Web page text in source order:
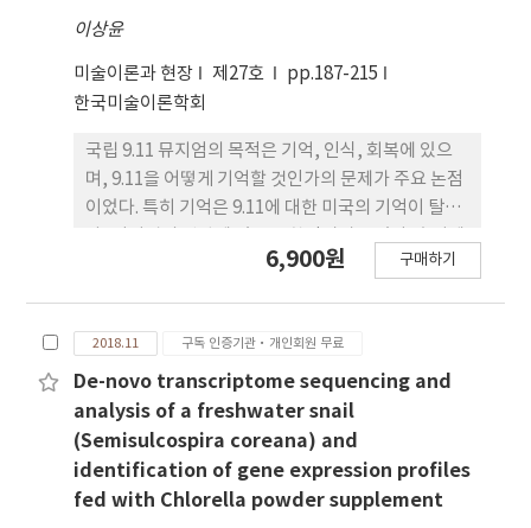
ACTB and B-TU. The findings were further
validated via relative quantification of
metallothionein (MT) transcripts using the
stable and unstable reference genes, and
expression levels of MT were greatly
influenced according to the choice of
reference genes. In overall, our data suggest
that RPL5 and RPS18, either singly or in
combination, are appropriate for normalizing
and EF1A are less stable and not
recommended. In addition, our findings
propose that standard deviations in
geometric ranking as well as geometric mean
itself should also be taken into account for
the final selection of reference gene(s). This
study could be a useful basis to facilitate the
이상윤
미술이론과 현장 제27호
pp.187-215
한국미술이론학회
국립 9.11 뮤지엄의 목적은 기억, 인식, 회복에 있으
며, 9.11을 어떻게 기억할 것인가의 문제가 주요 논점
이었다. 특히 기억은 9.11에 대한 미국의 기억이 탈역
형성된 ‘거리 추모비’나 마이클 아라드의 <부재의
9.11에 대한 기억은 점차 전통적인 기념 방식으로 회
귀하였다. 전시된 생존 오브제들은 예외주의의 수사
로 기능하였으며, 자유수호의 의지, 불의에의 저항 등
국가 정체성과 관련된 서사가 내재되었다. 또 한 함께
전시된 빈 라덴의 벽돌은 국가적 보복행위의 상징물
로서, 애도의 빚을 청산하려는 자기 모순을 보였다.
6,900원 구매하기
2018.11 구독 인증기관·개인회원 무료
De-novo transcriptome sequencing and
analysis of a freshwater snail
(Semisulcospira coreana) and
identification of gene expression profiles
fed with Chlorella powder supplement